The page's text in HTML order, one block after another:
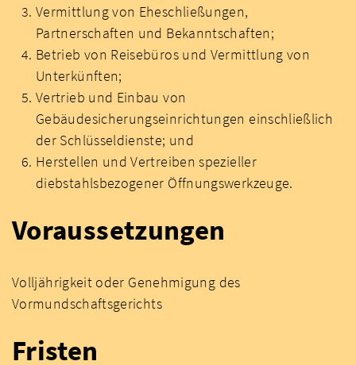
Vermittlung von Eheschließungen,
Partnerschaften und Bekanntschaften;
Betrieb von Reisebüros und Vermittlung von
Unterkünften;
Vertrieb und Einbau von
Gebäudesicherungseinrichtungen einschließlich
der Schlüsseldienste; und
Herstellen und Vertreiben spezieller
diebstahlsbezogener Öffnungswerkzeuge.
Voraussetzungen
Volljährigkeit oder Genehmigung des
Vormundschaftsgerichts
Fristen